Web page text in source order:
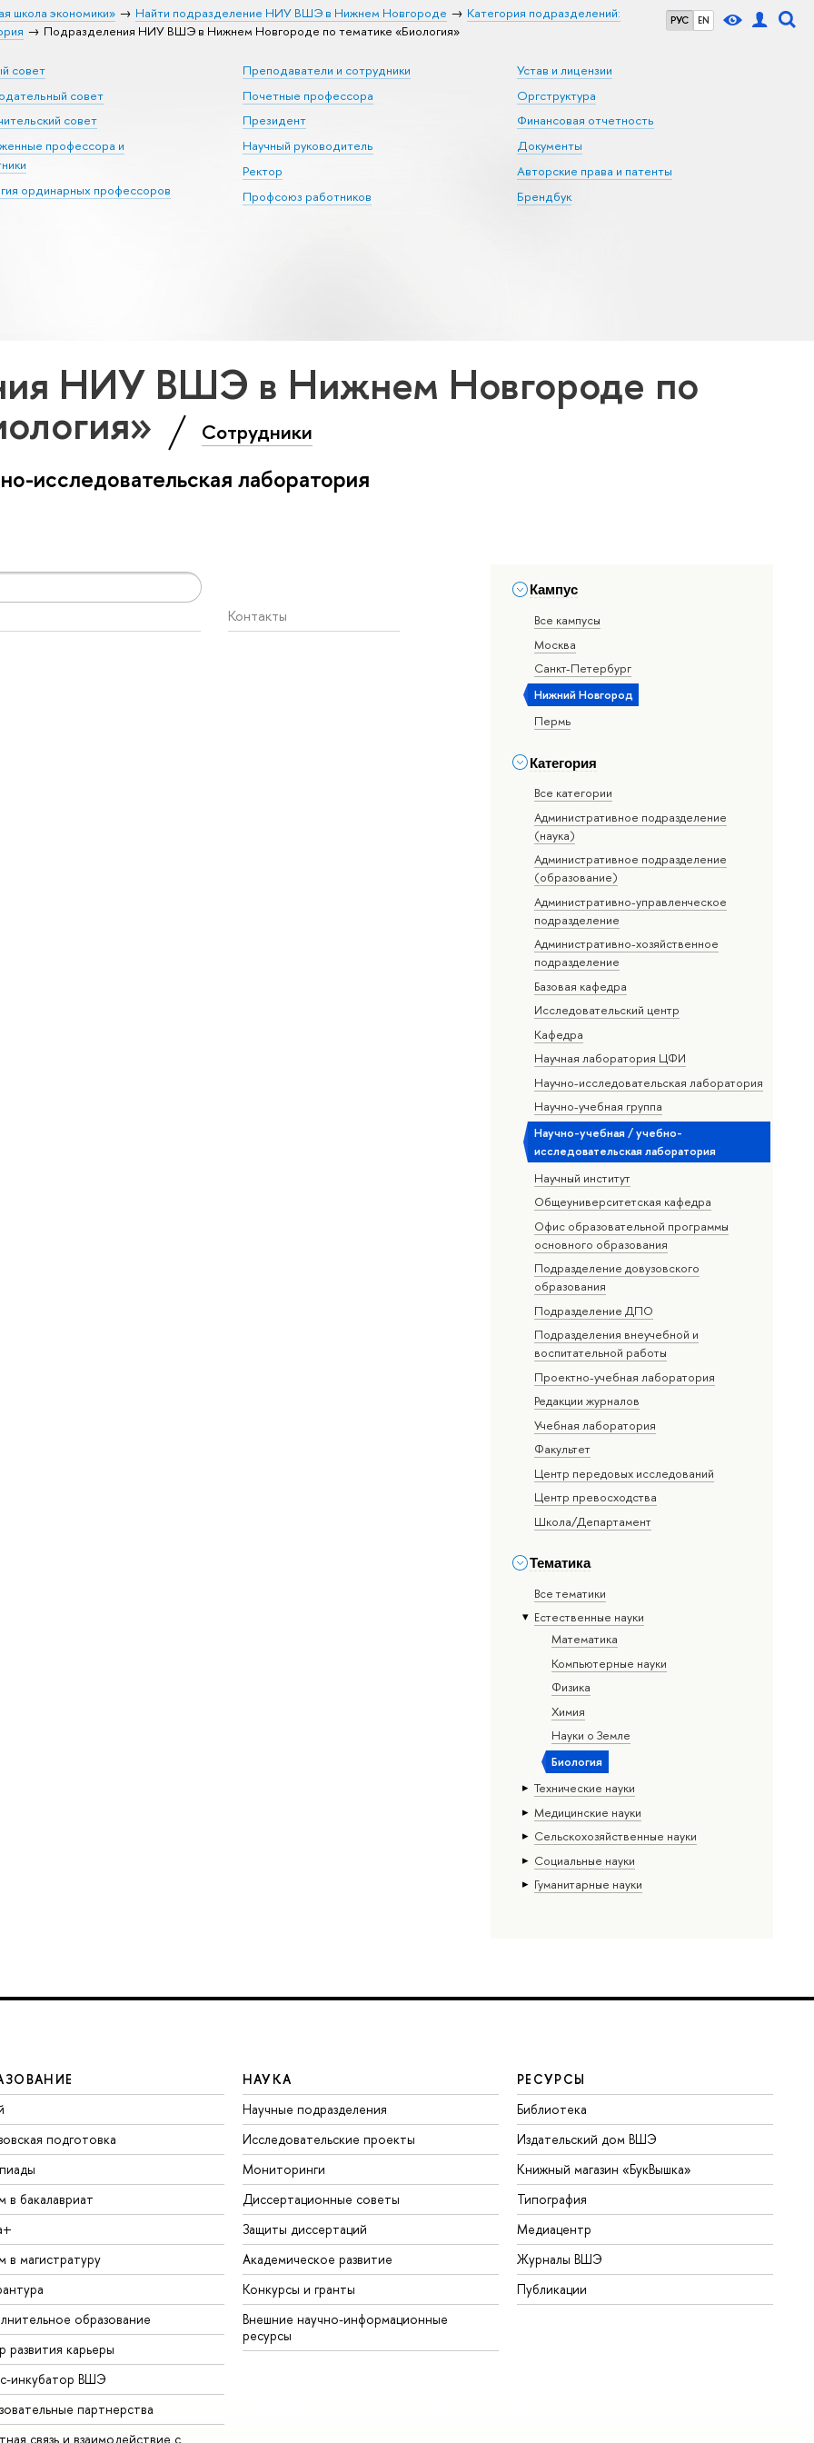
РУС EN
школа экономики» Найти подразделение НИУ ВШЭ в Нижнем Новгороде
Категория подразделений:
Подразделения НИУ ВШЭ в Нижнем Новгороде по тематике «Биология»
совет
совет
совет
профессора и
ординарных профессоров
Преподаватели и сотрудники
Почетные профессора
Президент
Научный руководитель
Ректор
Профсоюз работников
Устав и лицензии
Оргструктура
Финансовая отчетность
Документы
Авторские права и патенты
Брендбук
НИУ ВШЭ в Нижнем Новгороде по
Сотрудники
исследовательская лаборатория
Кампус
Все кампусы
Москва
Санкт-Петербург
Нижний Новгород
Пермь
Категория
Все категории
Административное подразделение
(наука)
Административное подразделение
(образование)
Административно-управленческое
подразделение
Административно-хозяйственное
подразделение
Базовая кафедра
Исследовательский центр
Кафедра
Научная лаборатория ЦФИ
Научно-исследовательская лаборатория
Научно-учебная группа
Научно-учебная / учебно-
исследовательская лаборатория
Научный институт
Общеуниверситетская кафедра
Офис образовательной программы
основного образования
Подразделение довузовского
образования
Подразделение ДПО
Подразделения внеучебной и
воспитательной работы
Проектно-учебная лаборатория
Редакции журналов
Учебная лаборатория
Факультет
Центр передовых исследований
Центр превосходства
Школа/Департамент
Тематика
Все тематики
Естественные науки
Математика
Компьютерные науки
Физика
Химия
Науки о Земле
Биология
Тех­ничес­кие науки
Медицинские науки
Сельскохозяйственные науки
Социальные науки
Гуманитарные науки
Контакты
подготовка
в бакалавриат
в магистратуру
образование
развития карьеры
инкубатор ВШЭ
партнерства
связь и взаимодействие с
НАУКА
Научные подразделения
Исследовательские проекты
Мониторинги
Диссертационные советы
Защиты диссертаций
Академическое развитие
Конкурсы и гранты
Внешние научно-информационные
ресурсы
РЕСУРСЫ
Библиотека
Издательский дом ВШЭ
Книжный магазин «БукВышка»
Типография
Медиацентр
Журналы ВШЭ
Публикации